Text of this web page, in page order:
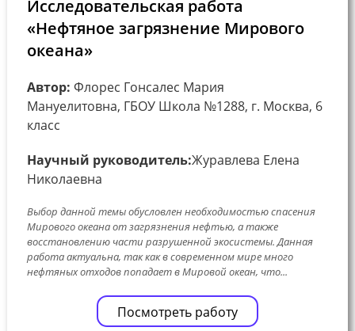
Исследовательская работа
«Нефтяное загрязнение Мирового
океана»
Автор: Флорес Гонсалес Мария
Мануелитовна, ГБОУ Школа №1288, г. Москва, 6
класс
Научный руководитель:Журавлева Елена
Николаевна
Выбор данной темы обусловлен необходимостью спасения
Мирового океана от загрязнения нефтью, а также
восстановлению части разрушенной экосистемы. Данная
работа актуальна, так как в современном мире много
нефтяных отходов попадает в Мировой океан, что...
Посмотреть работу